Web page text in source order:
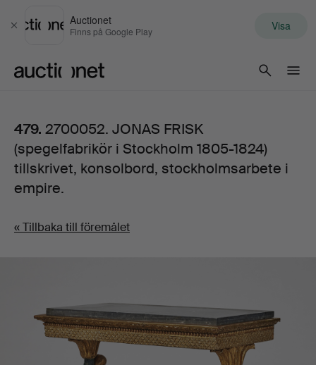
Stäng
Auctionet
Finns på Google Play Visa
479. 2700052. JONAS FRISK
(spegelfabrikör i Stockholm 1805-1824)
tillskrivet, konsolbord, stockholmsarbete i
empire.
« Tillbaka till föremålet